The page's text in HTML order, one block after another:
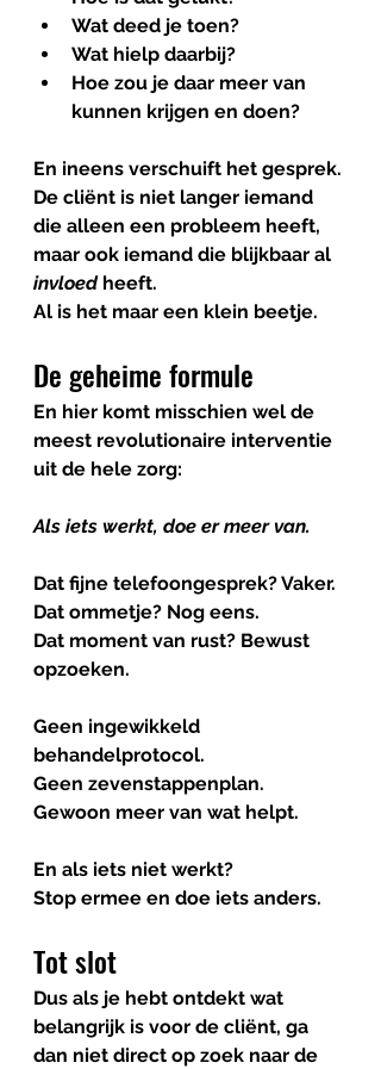
Wat deed je toen?
Wat hielp daarbij?
Hoe zou je daar meer van
kunnen krijgen en doen?
En ineens verschuift het gesprek.
De cliënt is niet langer iemand
die alleen een probleem heeft,
maar ook iemand die blijkbaar al
invloed heeft.
Al is het maar een klein beetje.
De geheime formule
En hier komt misschien wel de
meest revolutionaire interventie
uit de hele zorg:
Als iets werkt, doe er meer van.
Dat fijne telefoongesprek? Vaker.
Dat ommetje? Nog eens.
Dat moment van rust? Bewust
opzoeken.
Geen ingewikkeld
behandelprotocol.
Geen zevenstappenplan.
Gewoon meer van wat helpt.
En als iets niet werkt?
Stop ermee en doe iets anders.
Tot slot
Dus als je hebt ontdekt wat
belangrijk is voor de cliënt, ga
dan niet direct op zoek naar de